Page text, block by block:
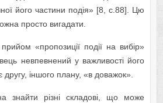
його частини подія» [8, c.88]. Цю
просто вигадати.
«пропозиції події на вибір»
невпевнений у важливості його
другу, іншого плану, «в доважок».
знайти різні складові, що може